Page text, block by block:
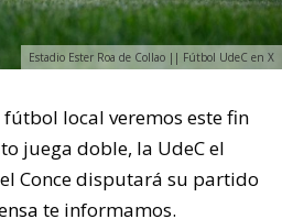
Estadio Ester Roa de Collao || Fútbol UdeC en X
local veremos este fin
juega doble, la UdeC el
Conce disputará su partido
te informamos.